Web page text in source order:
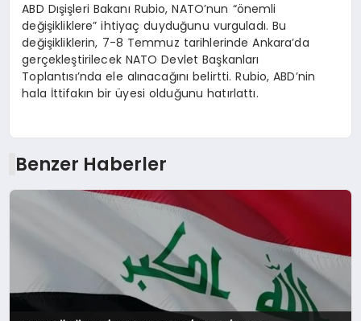
ABD Dışişleri Bakanı Rubio, NATO’nun “önemli
değişikliklere” ihtiyaç duyduğunu vurguladı. Bu
değişikliklerin, 7-8 Temmuz tarihlerinde Ankara’da
gerçekleştirilecek NATO Devlet Başkanları
Toplantısı’nda ele alınacağını belirtti. Rubio, ABD’nin
hala İttifakın bir üyesi olduğunu hatırlattı.
Benzer Haberler